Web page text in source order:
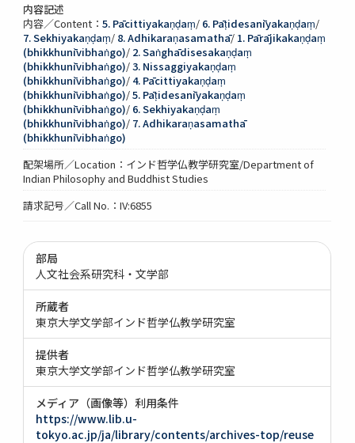
内容記述
内容／Content：5. Pācittiyakaṇḍaṃ/ 6. Pāṭidesanīyakaṇḍaṃ/
7. Sekhiyakaṇḍaṃ/ 8. Adhikaraṇasamathā/ 1. Pārājikakaṇḍaṃ
(bhikkhunīvibhaṅgo)/ 2. Saṅghādisesakaṇḍaṃ
(bhikkhunīvibhaṅgo)/3. Nissaggiyakaṇḍaṃ
(bhikkhunīvibhaṅgo)/ 4. Pācittiyakaṇḍaṃ
(bhikkhunīvibhaṅgo)/5. Pāṭidesanīyakaṇḍaṃ
(bhikkhunīvibhaṅgo)/ 6. Sekhiyakaṇḍaṃ
(bhikkhunīvibhaṅgo)/ 7. Adhikaraṇasamathā
(bhikkhunīvibhaṅgo)
配架場所／Location：インド哲学仏教学研究室/Department of
Indian Philosophy and Buddhist Studies
請求記号／Call No.：IV:6855
部局
人文社会系研究科・文学部
所蔵者
東京大学文学部インド哲学仏教学研究室
提供者
東京大学文学部インド哲学仏教学研究室
メディア（画像等）利用条件
https://www.lib.u-
tokyo.ac.jp/ja/library/contents/archives-top/reuse